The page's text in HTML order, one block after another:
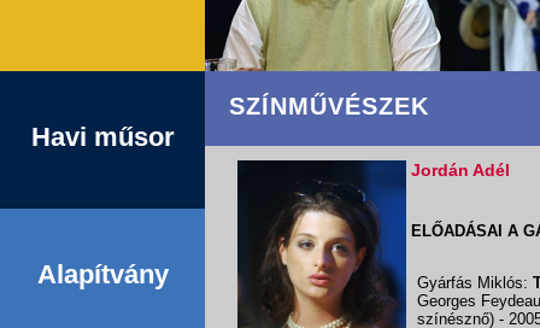
Havi műsor
Alapítvány
SZÍNMŰVÉSZEK
Jordán Adél
ELŐADÁSAI A
Gyárfás Miklós:
Georges
színésznő) -